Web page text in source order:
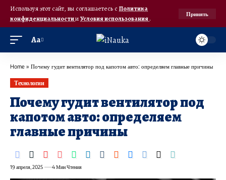
Используя этот сайт, вы соглашаетесь с Политика
конфиденциальностииУсловия использования.
Принять
Аа
Home » Почему гудит вентилятор под капотом авто: определяем главные причины
Технологии
Почему гудит вентилятор под
капотом авто: определяем
главные причины
19 апреля, 2025 4 Мин Чтения